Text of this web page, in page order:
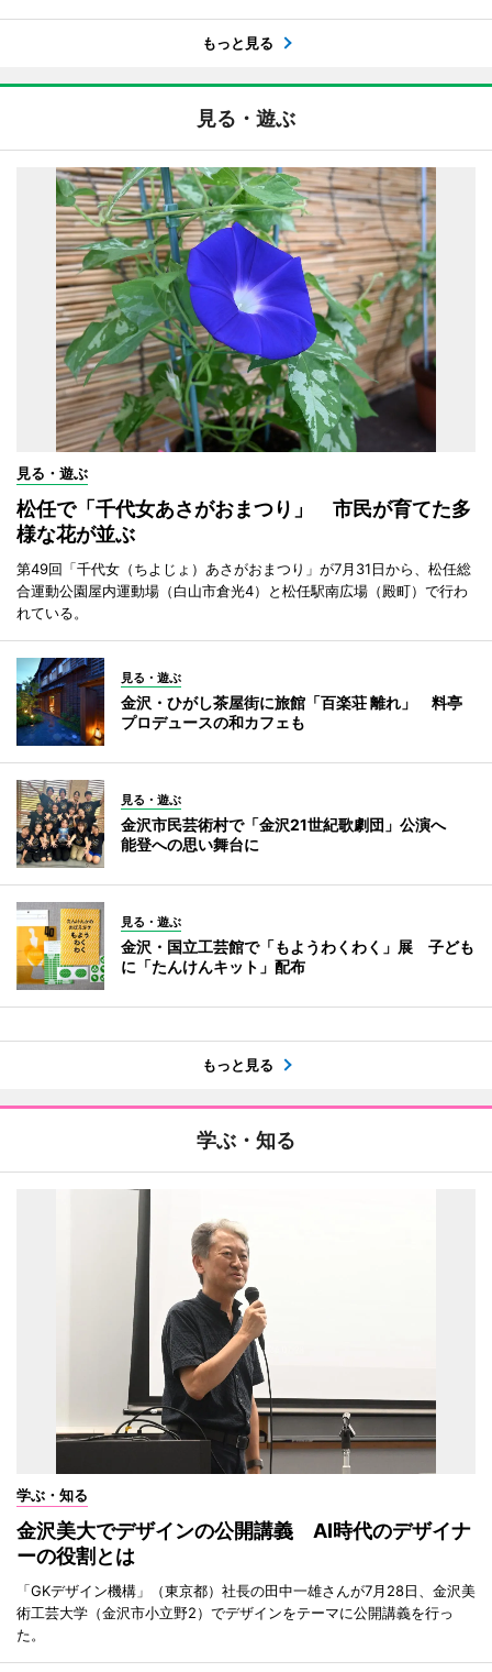
もっと見る
見る・遊ぶ
見る・遊ぶ
松任で「千代女あさがおまつり」 市民が育てた多
様な花が並ぶ
第49回「千代女（ちよじょ）あさがおまつり」が7月31日から、松任総
合運動公園屋内運動場（白山市倉光4）と松任駅南広場（殿町）で行わ
れている。
見る・遊ぶ
金沢・ひがし茶屋街に旅館「百楽荘 離れ」 料亭
プロデュースの和カフェも
見る・遊ぶ
金沢市民芸術村で「金沢21世紀歌劇団」公演へ
能登への思い舞台に
見る・遊ぶ
金沢・国立工芸館で「もようわくわく」展 子ども
に「たんけんキット」配布
もっと見る
学ぶ・知る
学ぶ・知る
金沢美大でデザインの公開講義 AI時代のデザイナ
ーの役割とは
「GKデザイン機構」（東京都）社長の田中一雄さんが7月28日、金沢美
術工芸大学（金沢市小立野2）でデザインをテーマに公開講義を行っ
た。